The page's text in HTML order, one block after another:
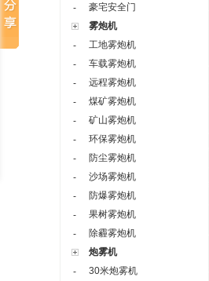
-
豪宅安全门
雾炮机
-
工地雾炮机
-
车载雾炮机
-
远程雾炮机
-
煤矿雾炮机
-
矿山雾炮机
-
环保雾炮机
-
防尘雾炮机
-
沙场雾炮机
-
防爆雾炮机
-
果树雾炮机
-
除霾雾炮机
炮雾机
-
30米炮雾机